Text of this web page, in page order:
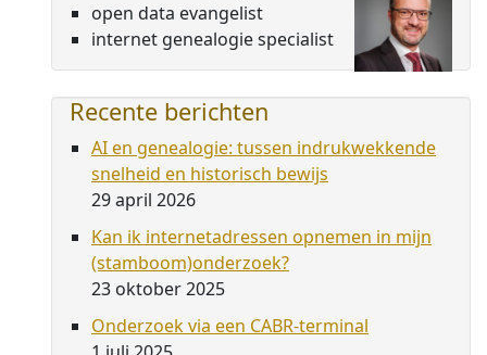
open data evangelist
internet genealogie specialist
Recente berichten
AI en genealogie: tussen indrukwekkende
snelheid en historisch bewijs
29 april 2026
Kan ik internetadressen opnemen in mijn
(stamboom)onderzoek?
23 oktober 2025
Onderzoek via een CABR-terminal